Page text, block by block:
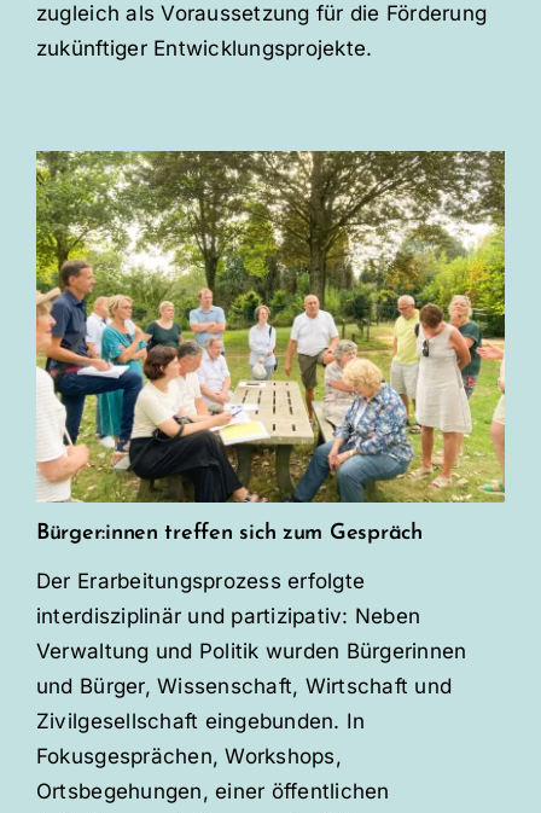
zugleich als Voraussetzung für die Förderung
zukünftiger Entwicklungsprojekte.
Bürger:innen treffen sich zum Gespräch
Der Erarbeitungsprozess erfolgte
interdisziplinär und partizipativ: Neben
Verwaltung und Politik wurden Bürgerinnen
und Bürger, Wissenschaft, Wirtschaft und
Zivilgesellschaft eingebunden. In
Fokusgesprächen, Workshops,
Ortsbegehungen, einer öffentlichen